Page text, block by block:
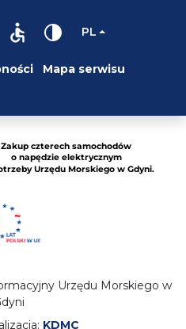
PL
Mapa serwisu
Urzędu Morskiego w
KDMC